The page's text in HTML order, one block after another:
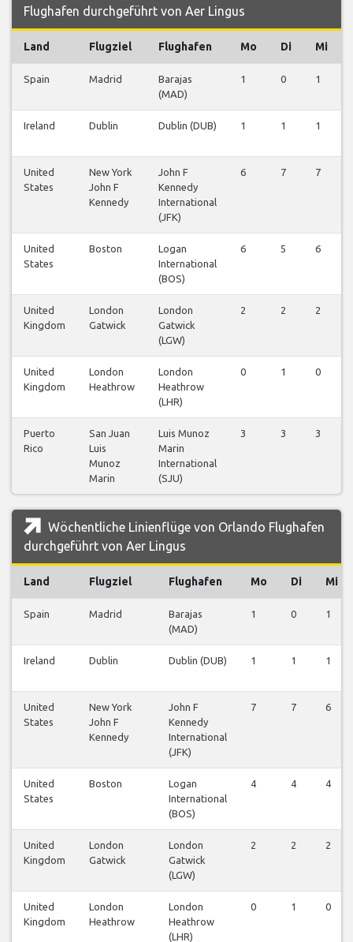
Flughafen durchgeführt von Aer Lingus
Land Flugziel Flughafen Mo Di Mi
Spain Madrid
Barajas
(MAD)
1 0 1
Ireland Dublin Dublin (DUB) 1 1 1
United
States
New York
John F
Kennedy
John F
Kennedy
International
(JFK)
6 7 7
United
States
Boston
Logan
International
(BOS)
6 5 6
United
Kingdom
London
Gatwick
London
Gatwick
(LGW)
2 2 2
United
Kingdom
London
Heathrow
London
Heathrow
(LHR)
0 1 0
Puerto
Rico
San Juan
Luis
Munoz
Marin
Luis Munoz
Marin
International
(SJU)
3 3 3
Wöchentliche Linienflüge von Orlando Flughafen
durchgeführt von Aer Lingus
Land Flugziel Flughafen Mo Di Mi
Spain Madrid
Barajas
(MAD)
1 0 1
Ireland Dublin Dublin (DUB) 1 1 1
United
States
New York
John F
Kennedy
John F
Kennedy
International
(JFK)
7 7 6
United
States
Boston
Logan
International
(BOS)
4 4 4
United
Kingdom
London
Gatwick
London
Gatwick
(LGW)
2 2 2
United
Kingdom
London
Heathrow
London
Heathrow
(LHR)
0 1 0